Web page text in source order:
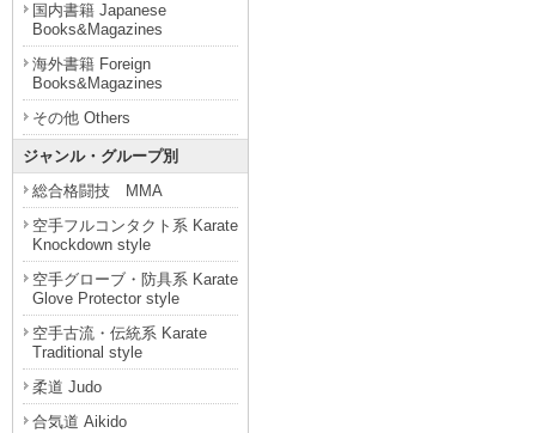
国内書籍 Japanese
Books&Magazines
海外書籍 Foreign
Books&Magazines
その他 Others
ジャンル・グループ別
総合格闘技 MMA
空手フルコンタクト系 Karate
Knockdown style
空手グローブ・防具系 Karate
Glove Protector style
空手古流・伝統系 Karate
Traditional style
柔道 Judo
合気道 Aikido